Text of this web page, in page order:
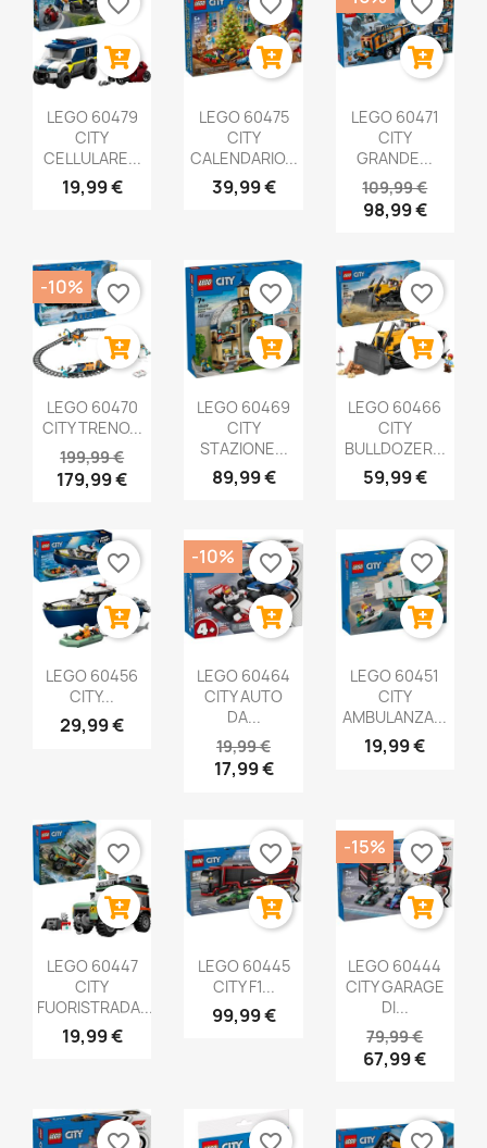
LEGO 60479
CITY
CELLULARE...
19,99 €
LEGO 60475
CITY
CALENDARIO...
39,99 €
LEGO 60471
CITY
GRANDE...
109,99 €
98,99 €
LEGO 60470
CITY TRENO...
199,99 €
179,99 €
-10% favorite_border
LEGO 60469
CITY
STAZIONE...
89,99 €
favorite_border
LEGO 60466
CITY
BULLDOZER...
59,99 €
favorite_border
LEGO 60456
CITY...
29,99 €
favorite_border
LEGO 60464
CITY AUTO
DA...
19,99 €
17,99 €
-10% favorite_border
LEGO 60451
CITY
AMBULANZA...
19,99 €
favorite_border
LEGO 60447
CITY
FUORISTRADA...
19,99 €
favorite_border
LEGO 60445
CITY F1...
99,99 €
favorite_border
LEGO 60444
CITY GARAGE
DI...
79,99 €
67,99 €
-15% favorite_border